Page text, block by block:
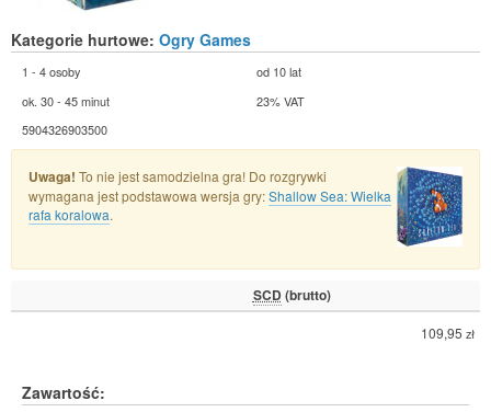
Kategorie hurtowe: Ogry Games
1 - 4 osoby
od 10 lat
ok. 30 - 45 minut
23% VAT
5904326903500
Uwaga! To nie jest samodzielna gra! Do rozgrywki
wymagana jest podstawowa wersja gry:Shallow Sea: Wielka
rafa koralowa.
SCD (brutto)
109,95 zł
Zawartość: